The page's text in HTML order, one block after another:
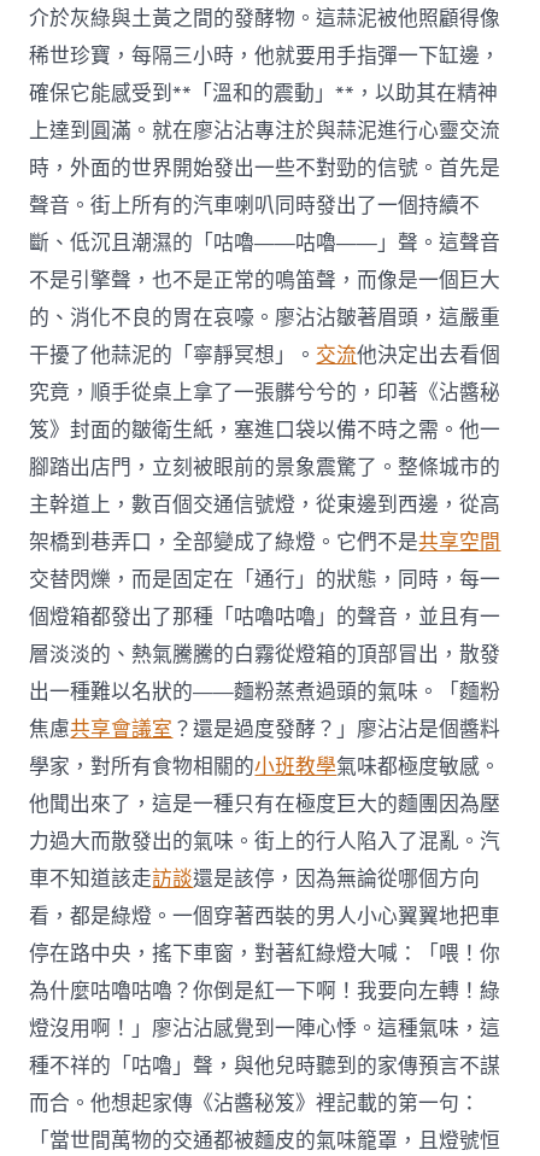
介於灰綠與土黃之間的發酵物。這蒜泥被他照顧得像
稀世珍寶，每隔三小時，他就要用手指彈一下缸邊，
確保它能感受到**「溫和的震動」**，以助其在精神
上達到圓滿。就在廖沾沾專注於與蒜泥進行心靈交流
時，外面的世界開始發出一些不對勁的信號。首先是
聲音。街上所有的汽車喇叭同時發出了一個持續不
斷、低沉且潮濕的「咕嚕——咕嚕——」聲。這聲音
不是引擎聲，也不是正常的鳴笛聲，而像是一個巨大
的、消化不良的胃在哀嚎。廖沾沾皺著眉頭，這嚴重
干擾了他蒜泥的「寧靜冥想」。 交流他決定出去看個
究竟，順手從桌上拿了一張髒兮兮的，印著《沾醬秘
笈》封面的皺衛生紙，塞進口袋以備不時之需。他一
腳踏出店門，立刻被眼前的景象震驚了。整條城市的
主幹道上，數百個交通信號燈，從東邊到西邊，從高
架橋到巷弄口，全部變成了綠燈。它們不是共享空間
交替閃爍，而是固定在「通行」的狀態，同時，每一
個燈箱都發出了那種「咕嚕咕嚕」的聲音，並且有一
層淡淡的、熱氣騰騰的白霧從燈箱的頂部冒出，散發
出一種難以名狀的——麵粉蒸煮過頭的氣味。「麵粉
焦慮共享會議室 ？還是過度發酵？」廖沾沾是個醬料
學家，對所有食物相關的小班教學氣味都極度敏感。
他聞出來了，這是一種只有在極度巨大的麵團因為壓
力過大而散發出的氣味。街上的行人陷入了混亂。汽
車不知道該走訪談還是該停，因為無論從哪個方向
看，都是綠燈。一個穿著西裝的男人小心翼翼地把車
停在路中央，搖下車窗，對著紅綠燈大喊：「喂！你
為什麼咕嚕咕嚕？你倒是紅一下啊！我要向左轉！綠
燈沒用啊！」廖沾沾感覺到一陣心悸。這種氣味，這
種不祥的「咕嚕」聲，與他兒時聽到的家傳預言不謀
而合。他想起家傳《沾醬秘笈》裡記載的第一句：
「當世間萬物的交通都被麵皮的氣味籠罩，且燈號恒